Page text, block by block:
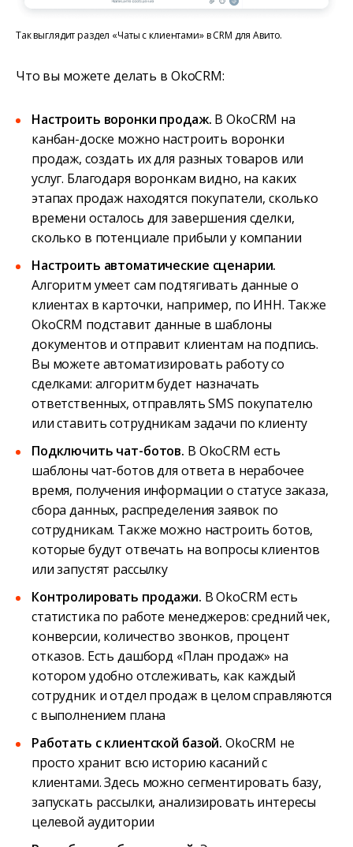
Так выглядит раздел «Чаты с клиентами» в CRM для Авито.
Что вы можете делать в OkoCRM:
Настроить воронки продаж. В OkoCRM на
канбан-доске можно настроить воронки
продаж, создать их для разных товаров или
услуг. Благодаря воронкам видно, на каких
этапах продаж находятся покупатели, сколько
времени осталось для завершения сделки,
сколько в потенциале прибыли у компании
Настроить автоматические сценарии.
Алгоритм умеет сам подтягивать данные о
клиентах в карточки, например, по ИНН. Также
OkoCRM подставит данные в шаблоны
документов и отправит клиентам на подпись.
Вы можете автоматизировать работу со
сделками: алгоритм будет назначать
ответственных, отправлять SMS покупателю
или ставить сотрудникам задачи по клиенту
Подключить чат-ботов. В OkoCRM есть
шаблоны чат-ботов для ответа в нерабочее
время, получения информации о статусе заказа,
сбора данных, распределения заявок по
сотрудникам. Также можно настроить ботов,
которые будут отвечать на вопросы клиентов
или запустят рассылку
Контролировать продажи. В OkoCRM есть
статистика по работе менеджеров: средний чек,
конверсии, количество звонков, процент
отказов. Есть дашборд «План продаж» на
котором удобно отслеживать, как каждый
сотрудник и отдел продаж в целом справляются
с выполнением плана
Работать с клиентской базой. OkoCRM не
просто хранит всю историю касаний с
клиентами. Здесь можно сегментировать базу,
запускать рассылки, анализировать интересы
целевой аудитории